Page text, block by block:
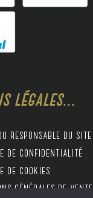
légales...
responsable du site
de confidentialité
de cookies
générales de vente